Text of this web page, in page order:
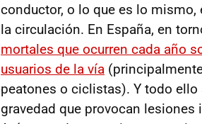
conductor, o lo que es lo
la circulación. En España, en
mortales que ocurren cada año
usuarios de la vía
peatones o ciclistas). Y todo
gravedad que provocan